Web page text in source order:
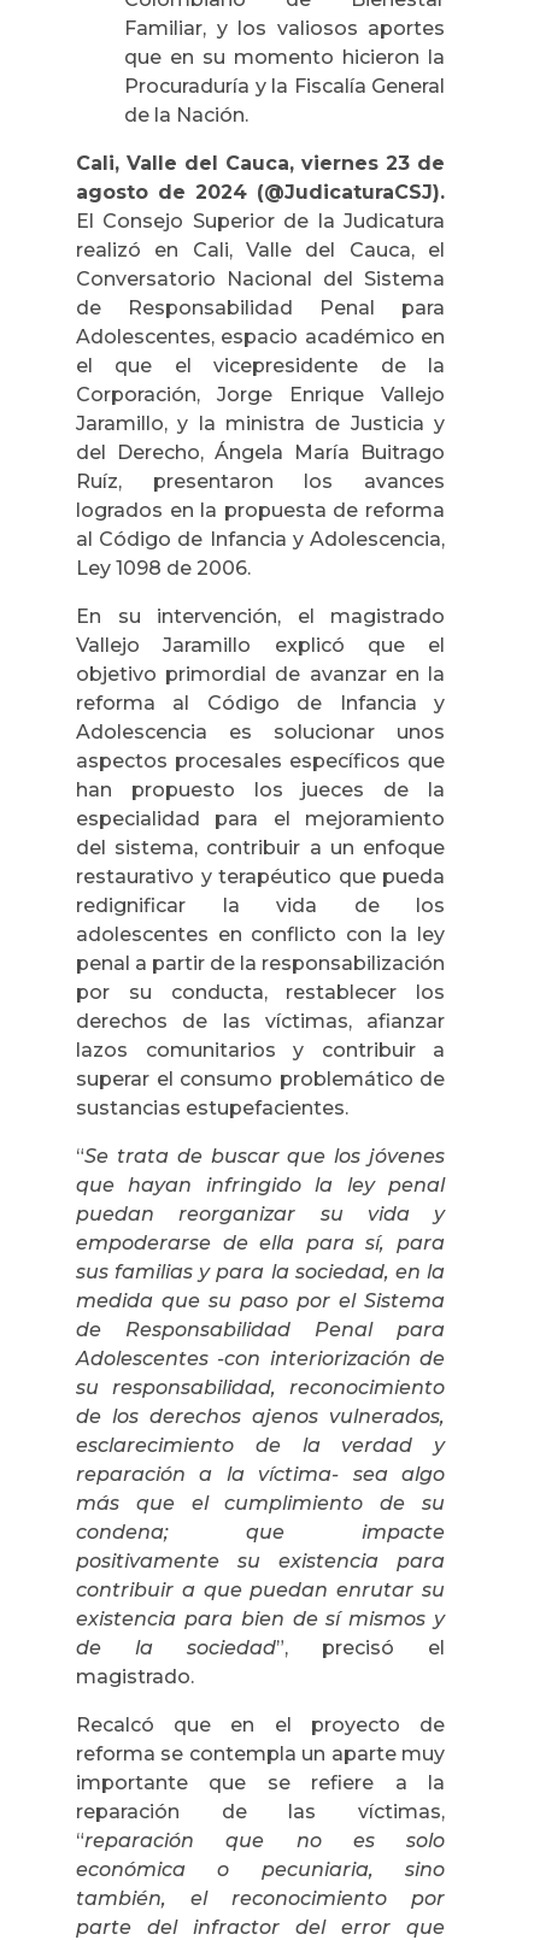
Familiar, y los valiosos aportes
que en su momento hicieron la
Procuraduría y la Fiscalía General
de la Nación.
Cali, Valle del Cauca, viernes 23 de
agosto de 2024 (@JudicaturaCSJ).
El Consejo Superior de la Judicatura
realizó en Cali, Valle del Cauca, el
Conversatorio Nacional del Sistema
de Responsabilidad Penal para
Adolescentes, espacio académico en
el que el vicepresidente de la
Corporación, Jorge Enrique Vallejo
Jaramillo, y la ministra de Justicia y
del Derecho, Ángela María Buitrago
Ruíz, presentaron los avances
logrados en la propuesta de reforma
al Código de Infancia y Adolescencia,
Ley 1098 de 2006.
En su intervención, el magistrado
Vallejo Jaramillo explicó que el
objetivo primordial de avanzar en la
reforma al Código de Infancia y
Adolescencia es solucionar unos
aspectos procesales específicos que
han propuesto los jueces de la
especialidad para el mejoramiento
del sistema, contribuir a un enfoque
restaurativo y terapéutico que pueda
redignificar la vida de los
adolescentes en conflicto con la ley
penal a partir de la responsabilización
por su conducta, restablecer los
derechos de las víctimas, afianzar
lazos comunitarios y contribuir a
superar el consumo problemático de
sustancias estupefacientes.
“Se trata de buscar que los jóvenes
que hayan infringido la ley penal
puedan reorganizar su vida y
empoderarse de ella para sí, para
sus familias y para la sociedad, en la
medida que su paso por el Sistema
de Responsabilidad Penal para
Adolescentes -con interiorización de
su responsabilidad, reconocimiento
de los derechos ajenos vulnerados,
esclarecimiento de la verdad y
reparación a la víctima- sea algo
más que el cumplimiento de su
condena; que impacte
positivamente su existencia para
contribuir a que puedan enrutar su
existencia para bien de sí mismos y
de la sociedad”, precisó el
magistrado.
Recalcó que en el proyecto de
reforma se contempla un aparte muy
importante que se refiere a la
reparación de las víctimas,
“reparación que no es solo
económica o pecuniaria, sino
también, el reconocimiento por
parte del infractor del error que